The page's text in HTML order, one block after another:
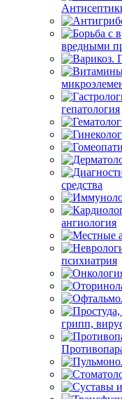
вредными
гепатология
средства
ангиология
психиатрия
грипп,